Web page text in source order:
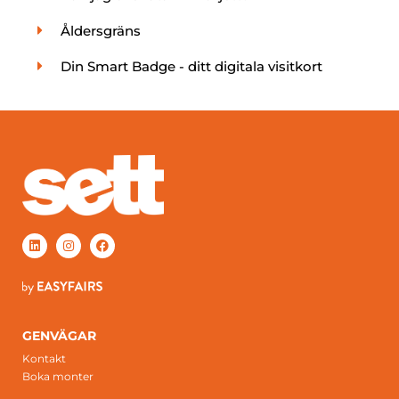
Åldersgräns
Din Smart Badge - ditt digitala visitkort
GENVÄGAR
Kontakt
Boka monter